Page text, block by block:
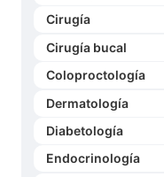
Cirugía
Cirugía bucal
Coloproctología
Dermatología
Diabetología
Endocrinología